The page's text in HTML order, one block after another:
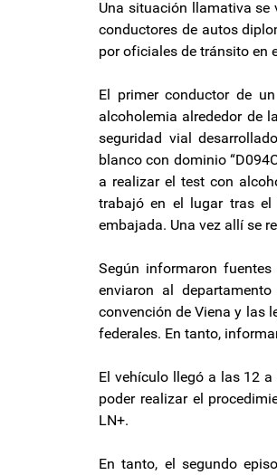
Una situación llamativa se
conductores de autos
por oficiales de tránsito en
El primer conductor de
alcoholemia alrededor de
seguridad vial
blanco con dominio
a realizar el test con
trabajó en el lugar tras
embajada. Una vez allí se
Según informaron
enviaron al
convención de Viena y las
federales. En tanto,
El vehículo llegó a las 12
poder realizar el
LN+.
En tanto, el segundo